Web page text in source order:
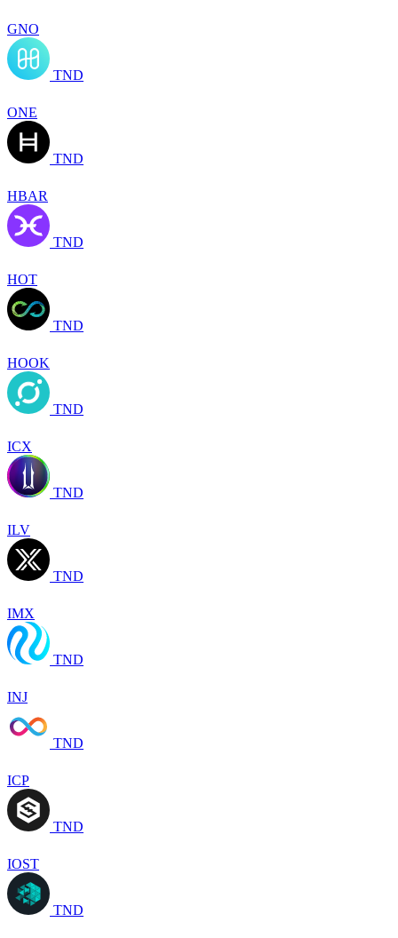
GNO
TND
ONE
TND
HBAR
TND
HOT
TND
HOOK
TND
ICX
TND
ILV
TND
IMX
TND
INJ
TND
ICP
TND
IOST
TND